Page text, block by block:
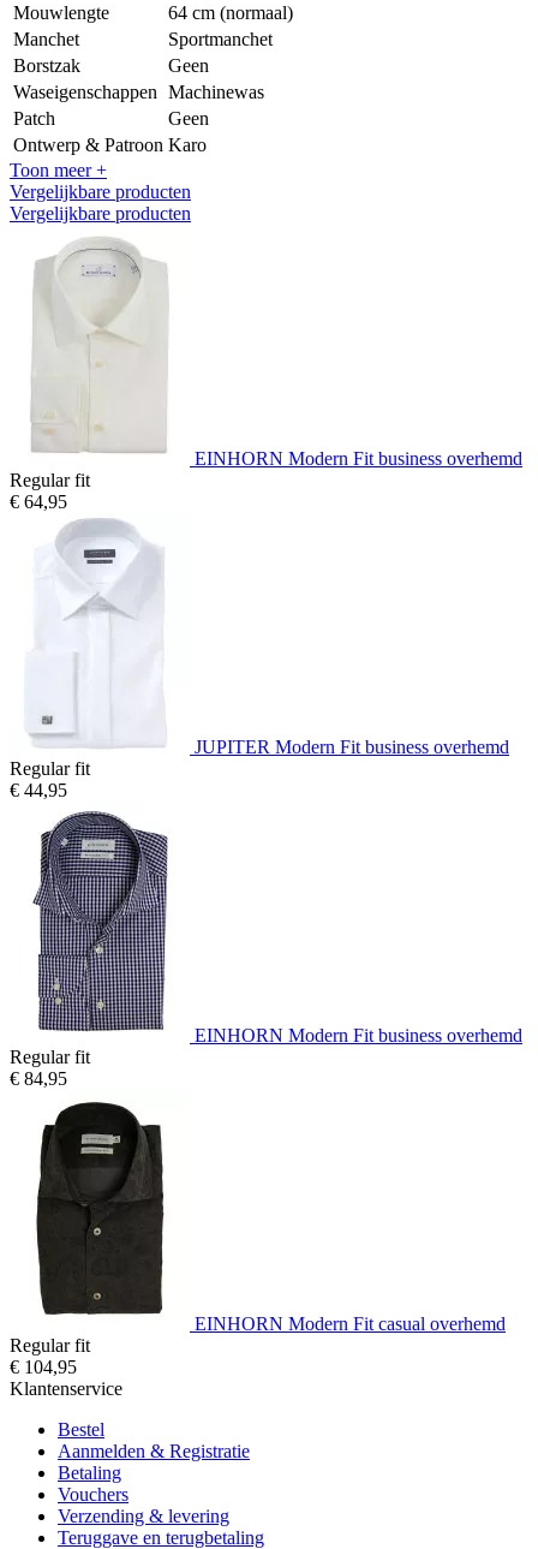
Mouwlengte
64 cm (normaal)
Manchet
Sportmanchet
Borstzak
Geen
Waseigenschappen Machinewas
Patch
Geen
Ontwerp & Patroon Karo
Toon meer +
Vergelijkbare producten
Vergelijkbare producten
EINHORN Modern Fit business overhemd
Regular fit
€ 64,95
JUPITER Modern Fit business overhemd
Regular fit
€ 44,95
EINHORN Modern Fit business overhemd
Regular fit
€ 84,95
EINHORN Modern Fit casual overhemd
Regular fit
€ 104,95
Klantenservice
Bestel
Aanmelden & Registratie
Betaling
Vouchers
Verzending & levering
Teruggave en terugbetaling